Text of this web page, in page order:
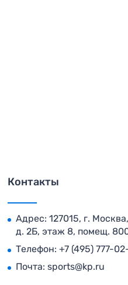
Контакты
Адрес: 127015, г.
д. 2Б, этаж 8, помещ.
Телефон: +7 (495) 777-
Почта: sports@kp.ru